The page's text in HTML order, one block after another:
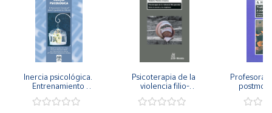
Inercia psicológica.
Entrenamiento
Igualdad de Género.
Psicoterapia de la
violencia filio-
secreto y la